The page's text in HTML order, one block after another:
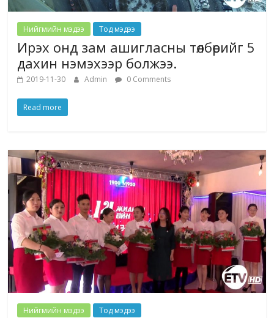
Нийгмийн мэдээ Тод мэдээ
Ирэх онд зам ашигласны төлбөрийг 5
дахин нэмэхээр болжээ.
2019-11-30 Admin 0 Comments
Read more
Нийгмийн мэдээ Тод мэдээ